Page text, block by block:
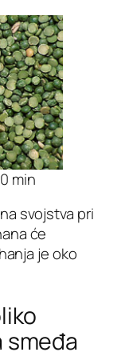
min
svojstva pri
će
je oko
smeđa